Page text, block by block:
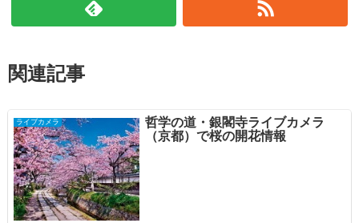
関連記事
ライブカメラ
哲学の道・銀閣寺ライブカメラ
（京都）で桜の開花情報